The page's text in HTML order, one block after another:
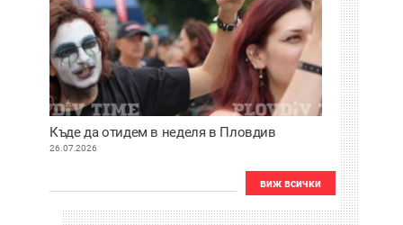
Къде да отидем в неделя в Пловдив
26.07.2026
виж всички